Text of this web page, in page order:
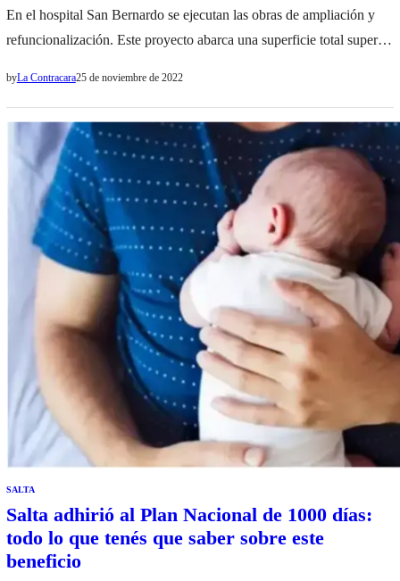
En el hospital San Bernardo se ejecutan las obras de ampliación y
refuncionalización. Este proyecto abarca una superficie total superior
Financiamiento, el establecimiento sanitario…
byLa Contracara25 de noviembre de 2022
SALTA
Salta adhirió al Plan Nacional de 1000 días:
todo lo que tenés que saber sobre este
beneficio